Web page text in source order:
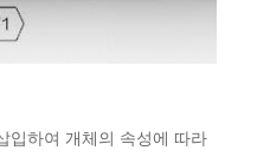
입하여 개체의 속성에 따라